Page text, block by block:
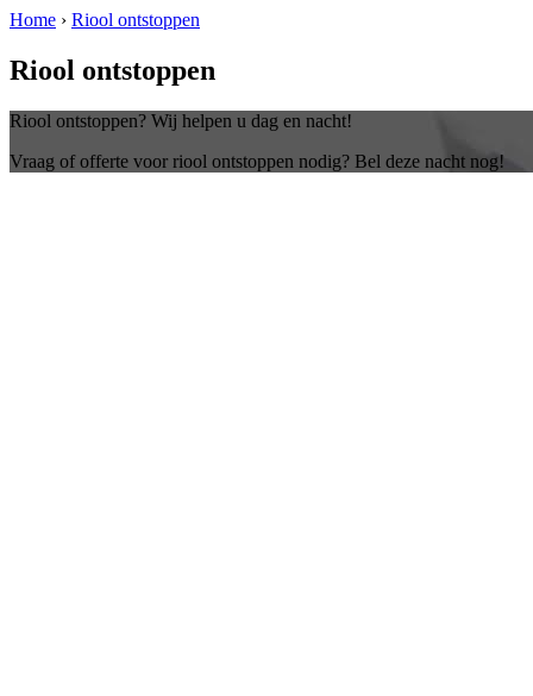
Home › Riool ontstoppen
Riool ontstoppen
Riool ontstoppen? Wij helpen u dag en nacht!
Vraag of offerte voor riool ontstoppen nodig? Bel deze nacht nog!